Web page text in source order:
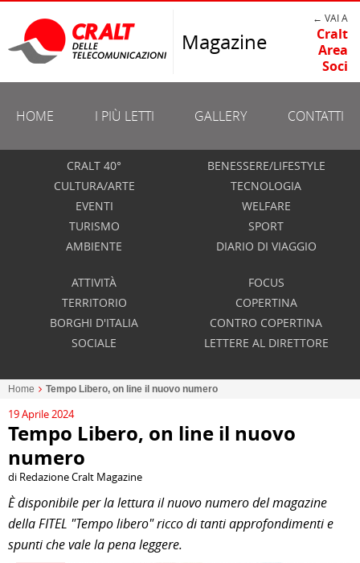
Magazine
← VAI A
Cralt
Area
Soci
HOME I PIÙ LETTI GALLERY CONTATTI
CRALT 40°
CULTURA/ARTE
EVENTI
TURISMO
AMBIENTE
BENESSERE/LIFESTYLE
TECNOLOGIA
WELFARE
SPORT
DIARIO DI VIAGGIO
ATTIVITÀ
TERRITORIO
BORGHI D'ITALIA
SOCIALE
FOCUS
COPERTINA
CONTRO COPERTINA
LETTERE AL DIRETTORE
Home Tempo Libero, on line il nuovo numero
19 Aprile 2024
Tempo Libero, on line il nuovo
numero
di Redazione Cralt Magazine
È disponibile per la lettura il nuovo numero del magazine
della FITEL "Tempo libero" ricco di tanti approfondimenti e
spunti che vale la pena leggere.